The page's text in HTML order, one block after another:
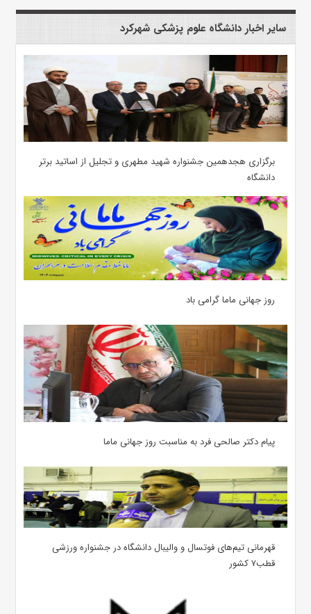
سایر اخبار دانشگاه علوم پزشکی شهرکرد
برگزاری هجدهمین جشنواره شهید مطهری و تجلیل از اساتید برتر
دانشگاه
روز جهانی ماما گرامی باد
پیام دکتر صالحی فرد به مناسبت روز جهانی ماما
قهرمانی تیم‌های فوتسال و والیبال دانشگاه در جشنواره ورزشی
قطب۷ کشور